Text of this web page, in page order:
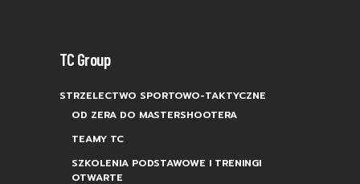
TC Group
STRZELECTWO SPORTOWO-TAKTYCZNE
OD ZERA DO MASTERSHOOTERA
TEAMY TC
SZKOLENIA PODSTAWOWE I TRENINGI
OTWARTE